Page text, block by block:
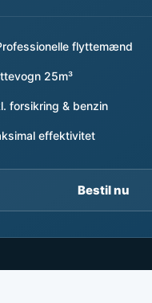
flyttemænd
25m³
forsikring & benzin
effektivitet
Bestil nu